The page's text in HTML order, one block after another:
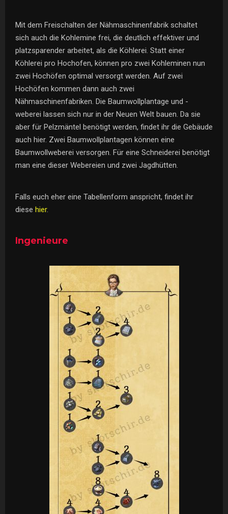
Mit dem Freischalten der Nähmaschinenfabrik schaltet
sich auch die Kohlemine frei, die deutlich effektiver und
platzsparender arbeitet, als die Köhlerei. Statt einer
Köhlerei pro Hochofen, können pro zwei Kohleminen nun
zwei Hochöfen optimal versorgt werden. Auf zwei
Hochöfen kommen dann auch zwei
Nähmaschinenfabriken. Die Baumwollplantage und -
weberei lassen sich nur in der Neuen Welt bauen. Da sie
aber für Pelzmäntel benötigt werden, findet ihr die Gebäude
auch hier. Zwei Baumwollplantagen können eine
Baumwollweberei versorgen. Für eine Schneiderei benötigt
man eine dieser Webereien und zwei Jagdhütten.
Falls euch eher eine Tabellenform anspricht, findet ihr
diese hier.
Ingenieure